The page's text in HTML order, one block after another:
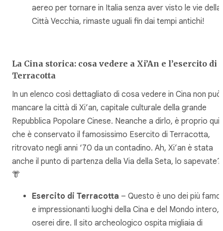
aereo per tornare in Italia senza aver visto le vie della
Città Vecchia, rimaste uguali fin dai tempi antichi!
La Cina storica: cosa vedere a Xi’An e l’esercito di
Terracotta
In un elenco così dettagliato di cosa vedere in Cina non può
mancare la città di Xi’an, capitale culturale della grande
Repubblica Popolare Cinese. Neanche a dirlo, è proprio qui
che è conservato il famosissimo Esercito di Terracotta,
ritrovato negli anni ‘70 da un contadino. Ah, Xi’an è stata
anche il punto di partenza della Via della Seta, lo sapevate?
👘
Esercito di Terracotta – Questo è uno dei più
e impressionanti luoghi della Cina e del Mondo intero,
oserei dire. Il sito archeologico ospita migliaia di